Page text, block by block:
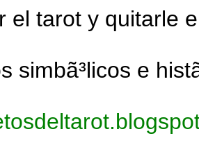
el tarot y quitarle
simbã³licos e